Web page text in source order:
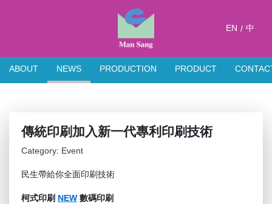
EN / 中
ABOUT NEWS PRODUCTION PRODUCT
傳統印刷加入新一代專利印刷技術
Category: Event
民生帶給你全面印刷技術
柯式印刷 NEW 數碼印刷